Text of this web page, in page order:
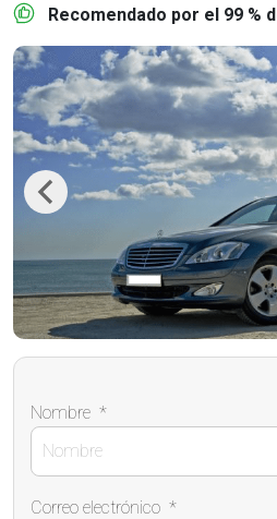
Recomendado por el 99 %
Previous
Nombre *
Correo electrónico *